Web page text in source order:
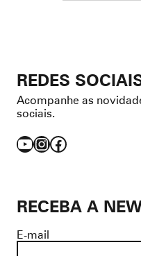
REDES
Acompanhe as
sociais.
YouTube
Instagram
Facebook
RECEBA A
E-mail